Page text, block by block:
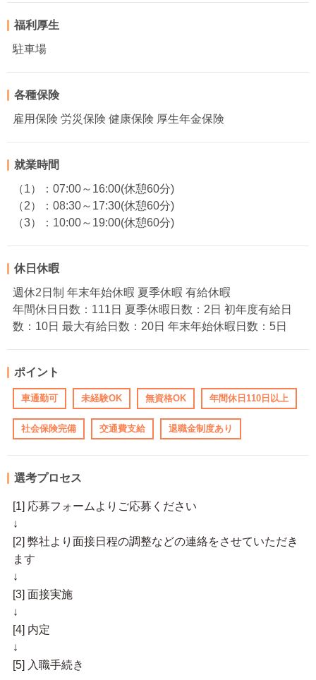
福利厚生
駐車場
各種保険
雇用保険 労災保険 健康保険 厚生年金保険
就業時間
（1）：07:00～16:00(休憩60分)
（2）：08:30～17:30(休憩60分)
（3）：10:00～19:00(休憩60分)
休日休暇
週休2日制 年末年始休暇 夏季休暇 有給休暇
年間休日日数：111日 夏季休暇日数：2日 初年度有給日
数：10日 最大有給日数：20日 年末年始休暇日数：5日
ポイント
車通勤可 未経験OK 無資格OK 年間休日110日以上
社会保険完備 交通費支給 退職金制度あり
選考プロセス
[1] 応募フォームよりご応募ください
↓
[2] 弊社より面接日程の調整などの連絡をさせていただき
ます
↓
[3] 面接実施
↓
[4] 内定
↓
[5] 入職手続き